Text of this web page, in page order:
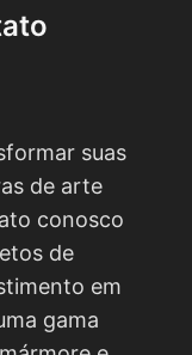
suas
de arte
conosco
de
em
gama